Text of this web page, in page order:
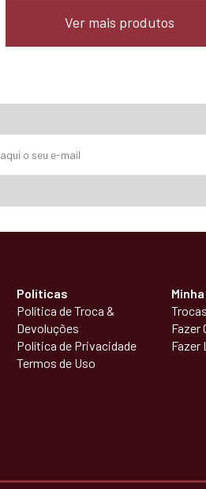
Ver mais produtos
Políticas
Política de Troca &
Devoluções
Política de Privacidade
Termos de Uso
Fazer
Fazer